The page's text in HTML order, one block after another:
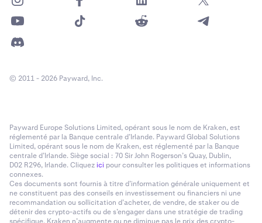
© 2011 - 2026 Payward, Inc.
Payward Europe Solutions Limited, opérant sous le nom de Kraken, est
réglementé par la Banque centrale d’Irlande. Payward Global Solutions
Limited, opérant sous le nom de Kraken, est réglementé par la Banque
centrale d’Irlande. Siège social : 70 Sir John Rogerson’s Quay, Dublin,
D02 R296, Irlande. Cliquezici pour consulter les politiques et informations
connexes.
Ces documents sont fournis à titre d’information générale uniquement et
ne constituent pas des conseils en investissement ou financiers ni une
recommandation ou sollicitation d’acheter, de vendre, de staker ou de
détenir des crypto-actifs ou de s’engager dans une stratégie de trading